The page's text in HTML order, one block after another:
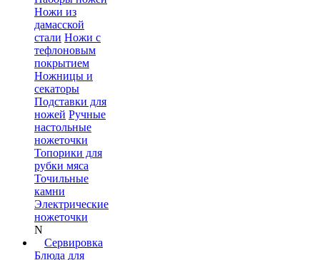
Ножи из
дамасской
стали Ножи с
тефлоновым
покрытием
Ножницы и
секаторы
Подставки для
ножей Ручные
настольные
ножеточки
Топорики для
рубки мяса
Точильные
камни
Электрические
ножеточки
N
Сервировка
Блюда для